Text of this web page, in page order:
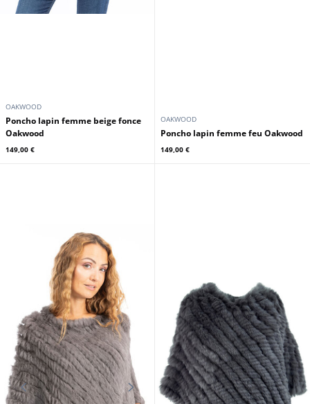
OAKWOOD
Poncho lapin femme beige fonce
Oakwood
149,00 €
OAKWOOD
Poncho lapin femme feu Oakwood
149,00 €